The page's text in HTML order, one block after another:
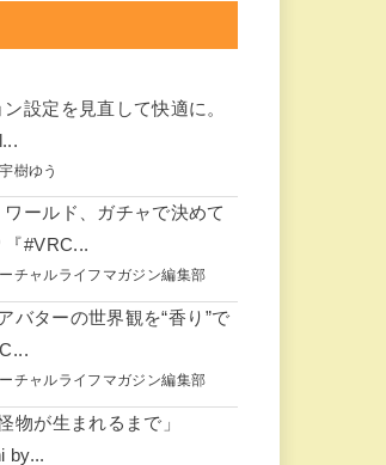
設定を見直して快適に。
樹ゆう
ワールド、ガチャで決めて
『#VRC...
チャルライフマガジン編集部
バターの世界観を“香り”で
チャルライフマガジン編集部
物が生まれるまで」
by...